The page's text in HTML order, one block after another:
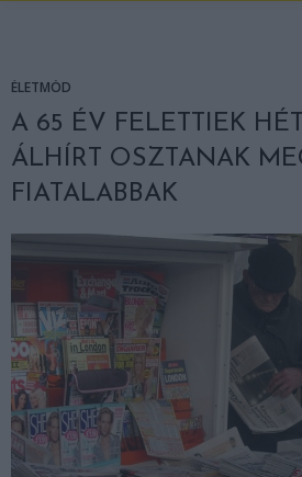
ÉLETMÓD
A 65 ÉV FELETTIEK
ÁLHÍRT OSZTANAK
FIATALABBAK